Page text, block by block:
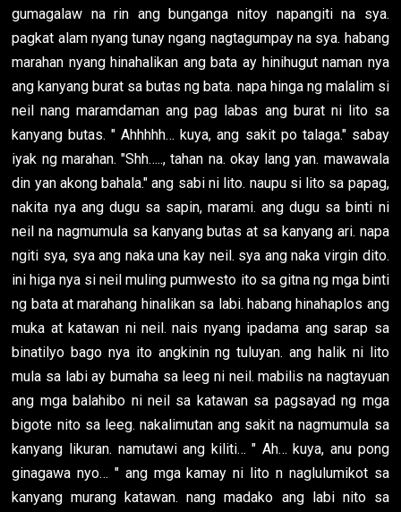
gumagalaw na rin ang bunganga nitoy napangiti na sya.
pagkat alam nyang tunay ngang nagtagumpay na sya. habang
marahan nyang hinahalikan ang bata ay hinihugut naman nya
ang kanyang burat sa butas ng bata. napa hinga ng malalim si
neil nang maramdaman ang pag labas ang burat ni lito sa
kanyang butas. " Ahhhhh… kuya, ang sakit po talaga." sabay
iyak ng marahan. "Shh….., tahan na. okay lang yan. mawawala
din yan akong bahala." ang sabi ni lito. naupu si lito sa papag,
nakita nya ang dugu sa sapin, marami. ang dugu sa binti ni
neil na nagmumula sa kanyang butas at sa kanyang ari. napa
ngiti sya, sya ang naka una kay neil. sya ang naka virgin dito.
ini higa nya si neil muling pumwesto ito sa gitna ng mga binti
ng bata at marahang hinalikan sa labi. habang hinahaplos ang
muka at katawan ni neil. nais nyang ipadama ang sarap sa
binatilyo bago nya ito angkinin ng tuluyan. ang halik ni lito
mula sa labi ay bumaha sa leeg ni neil. mabilis na nagtayuan
ang mga balahibo ni neil sa katawan sa pagsayad ng mga
bigote nito sa leeg. nakalimutan ang sakit na nagmumula sa
kanyang likuran. namutawi ang kiliti… " Ah… kuya, anu pong
ginagawa nyo… " ang mga kamay ni lito n naglulumikot sa
kanyang murang katawan. nang madako ang labi nito sa